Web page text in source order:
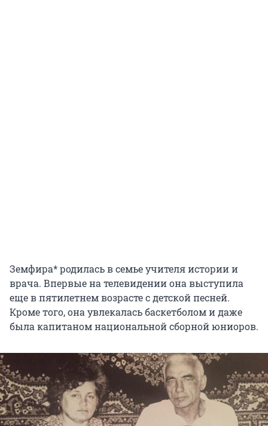
Земфира* родилась в семье учителя истории и
врача. Впервые на телевидении она выступила
еще в пятилетнем возрасте с детской песней.
Кроме того, она увлекалась баскетболом и даже
была капитаном национальной сборной юниоров.